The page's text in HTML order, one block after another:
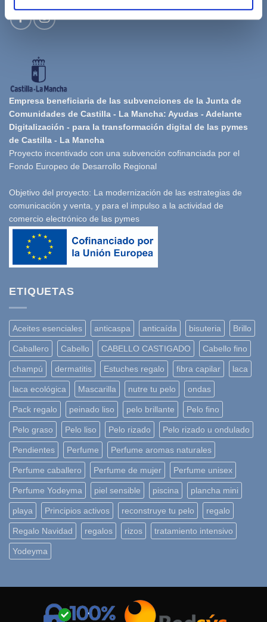
Empresa beneficiaria de las subvenciones de la Junta de
Comunidades de Castilla - La Mancha: Ayudas - Adelante
Digitalización - para la transformación digital de las pymes
de Castilla - La Mancha
Proyecto incentivado con una subvención cofinanciada por el
Fondo Europeo de Desarrollo Regional
Objetivo del proyecto: La modernización de las estrategias de
comunicación y venta, y para el impulso a la actividad de
comercio electrónico de las pymes
ETIQUETAS
Aceites esenciales anticaspa anticaída bisuteria Brillo
Caballero Cabello CABELLO CASTIGADO Cabello fino
champú dermatitis Estuches regalo fibra capilar laca
laca ecológica Mascarilla nutre tu pelo ondas
Pack regalo peinado liso pelo brillante Pelo fino
Pelo graso Pelo liso Pelo rizado Pelo rizado u ondulado
Pendientes Perfume Perfume aromas naturales
Perfume caballero Perfume de mujer Perfume unisex
Perfume Yodeyma piel sensible piscina plancha mini
playa Principios activos reconstruye tu pelo regalo
Regalo Navidad regalos rizos tratamiento intensivo
Yodeyma